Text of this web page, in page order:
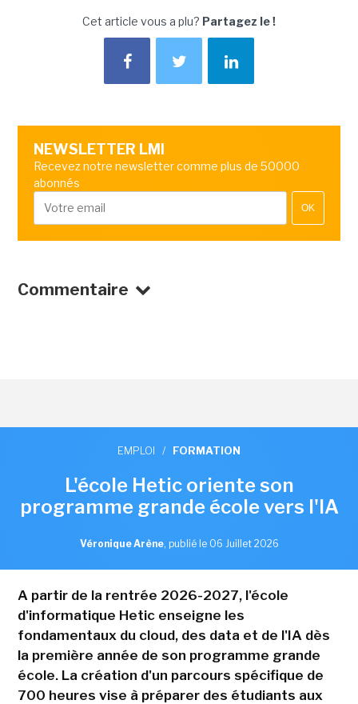
Cet article vous a plu? Partagez le !
NEWSLETTER LMI
Recevez notre newsletter comme plus de 50000
abonnés
OK
Commentaire
EMPLOI / FORMATION
L'école Hetic oriente son
programme grande école vers l'IA
Véronique Arène, publié le 06 Juillet 2026
A partir de la rentrée 2026-2027, l'école
d'informatique Hetic enseigne les
fondamentaux du cloud, des data et de l'IA dès
la première année de son programme grande
école. La création d'un parcours spécifique de
700 heures vise à préparer des étudiants aux